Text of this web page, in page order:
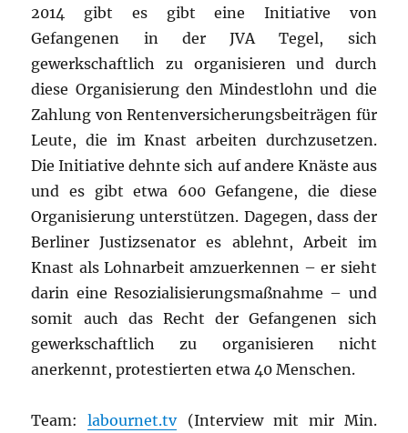
2014 gibt es gibt eine Initiative von
Gefangenen in der JVA Tegel, sich
gewerkschaftlich zu organisieren und durch
diese Organisierung den Mindestlohn und die
Zahlung von Rentenversicherungsbeiträgen für
Leute, die im Knast arbeiten durchzusetzen.
Die Initiative dehnte sich auf andere Knäste aus
und es gibt etwa 600 Gefangene, die diese
Organisierung unterstützen. Dagegen, dass der
Berliner Justizsenator es ablehnt, Arbeit im
Knast als Lohnarbeit amzuerkennen – er sieht
darin eine Resozialisierungsmaßnahme – und
somit auch das Recht der Gefangenen sich
gewerkschaftlich zu organisieren nicht
anerkennt, protestierten etwa 40 Menschen.
Team:labournet.tv(Interview mit mir Min.